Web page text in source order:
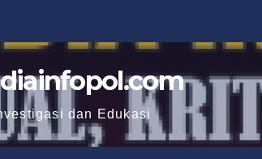
dan Edukasi